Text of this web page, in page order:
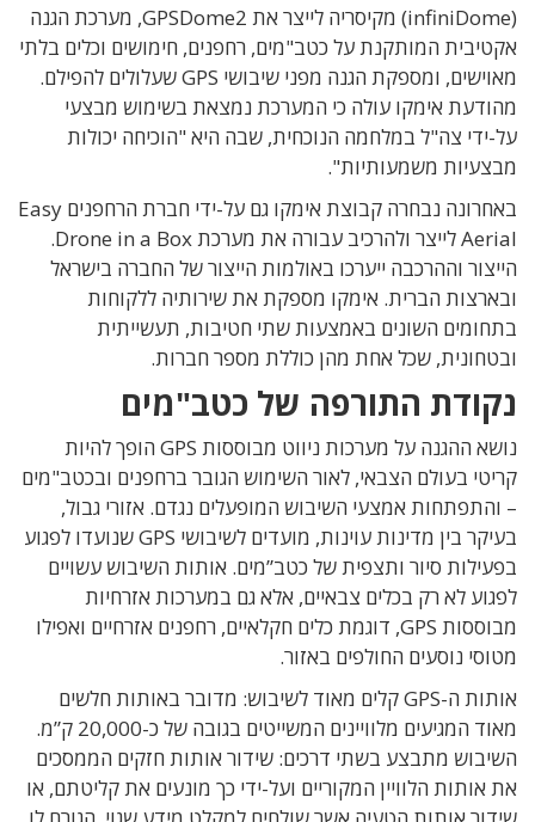
(infiniDome) מקיסריה לייצר את GPSDome2, מערכת הגנה
אקטיבית המותקנת על כטב"מים, רחפנים, חימושים וכלים בלתי
מאוישים, ומספקת הגנה מפני שיבושי GPS שעלולים להפילם.
מהודעת אימקו עולה כי המערכת נמצאת בשימוש מבצעי
על-ידי צה"ל במלחמה הנוכחית, שבה היא "הוכיחה יכולות
מבצעיות משמעותיות".
באחרונה נבחרה קבוצת אימקו גם על-ידי חברת הרחפנים Easy
Aerial לייצר ולהרכיב עבורה את מערכת Drone in a Box.
הייצור וההרכבה ייערכו באולמות הייצור של החברה בישראל
ובארצות הברית. אימקו מספקת את שירותיה ללקוחות
בתחומים השונים באמצעות שתי חטיבות, תעשייתית
ובטחונית, שכל אחת מהן כוללת מספר חברות.
נקודת התורפה של כטב"מים
נושא ההגנה על מערכות ניווט מבוססות GPS הופך להיות
קריטי בעולם הצבאי, לאור השימוש הגובר ברחפנים ובכטב"מים
– והתפתחות אמצעי השיבוש המופעלים נגדם. אזורי גבול,
בעיקר בין מדינות עוינות, מועדים לשיבושי GPS שנועדו לפגוע
בפעילות סיור ותצפית של כטב”מים. אותות השיבוש עשויים
לפגוע לא רק בכלים צבאיים, אלא גם במערכות אזרחיות
מבוססות GPS, דוגמת כלים חקלאיים, רחפנים אזרחיים ואפילו
מטוסי נוסעים החולפים באזור.
אותות ה-GPS קלים מאוד לשיבוש: מדובר באותות חלשים
מאוד המגיעים מלוויינים המשייטים בגובה של כ-20,000 ק”מ.
השיבוש מתבצע בשתי דרכים: שידור אותות חזקים הממסכים
את אותות הלוויין המקוריים ועל-ידי כך מונעים את קליטתם, או